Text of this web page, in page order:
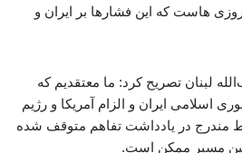
هاست که این فشارها بر ایران و
لبنان تصریح کرد: ما معتقدیم که
اسلامی ایران و الزام آمریکا و رژیم
مندرج در یادداشت تفاهم متوقف شده
مسیر ممکن است.